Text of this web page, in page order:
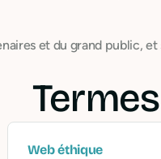
et du grand public,
Web éthique